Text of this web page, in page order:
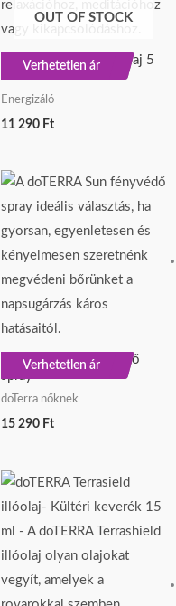
Verhetetlen ár
OUT OF STOCK
doTERRA Hinoki illóolaj 5
ml
Energizáló
11 290 Ft
ÚJVerhetetlen ár
doTERRA Sun fényvédő
spray
doTerra nőknek
15 290 Ft